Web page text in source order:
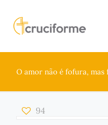
O amor não é fofura, mas
94